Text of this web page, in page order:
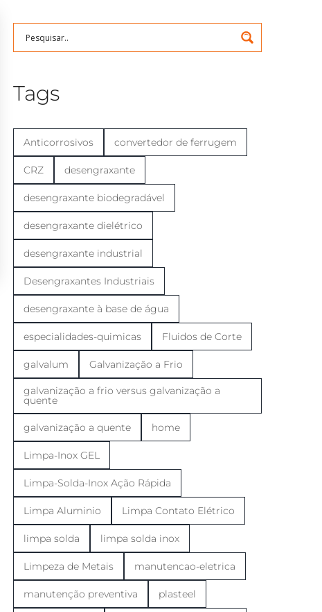
Tags
Anticorrosivos convertedor de ferrugem
CRZ desengraxante
desengraxante biodegradável
desengraxante dielétrico
desengraxante industrial
Desengraxantes Industriais
desengraxante à base de água
especialidades-quimicas Fluidos de Corte
galvalum Galvanização a Frio
galvanização a frio versus galvanização a
quente
galvanização a quente home
Limpa-Inox GEL
Limpa-Solda-Inox Ação Rápida
Limpa Aluminio Limpa Contato Elétrico
limpa solda limpa solda inox
Limpeza de Metais manutencao-eletrica
manutenção preventiva plasteel